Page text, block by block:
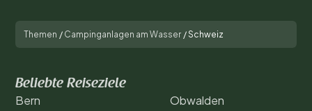
Themen / Campinganlagen am Wasser /Schweiz
Beliebte Reiseziele
Bern
Obwalden